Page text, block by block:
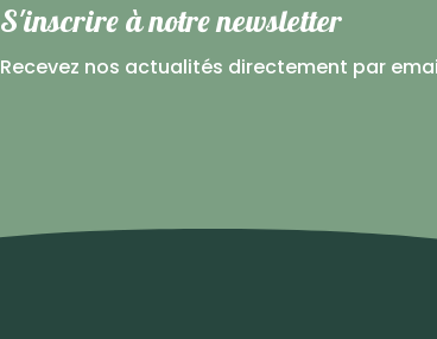
S'inscrire à notre newsletter
Recevez nos actualités directement par